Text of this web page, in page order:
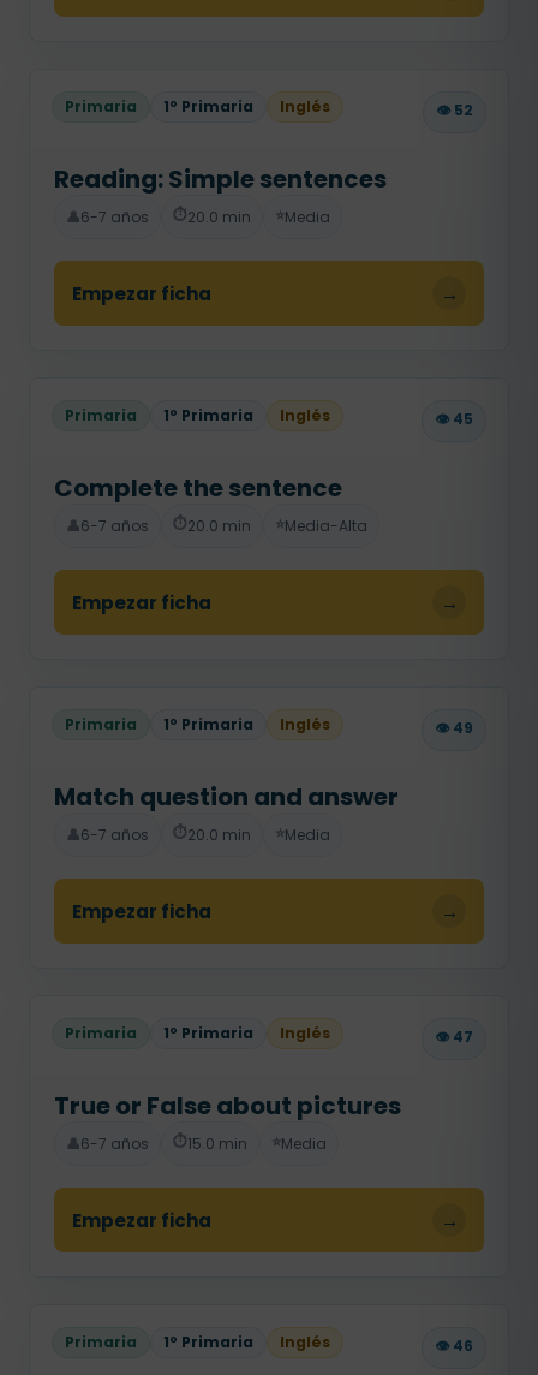
Primaria 1º Primaria Inglés 👁️ 52
Reading: Simple sentences
👤6-7 años ⏱️20.0 min ⭐Media
Empezar ficha →
Primaria 1º Primaria Inglés 👁️ 45
Complete the sentence
👤6-7 años ⏱️20.0 min ⭐Media-Alta
Empezar ficha →
Primaria 1º Primaria Inglés 👁️ 49
Match question and answer
👤6-7 años ⏱️20.0 min ⭐Media
Empezar ficha →
Primaria 1º Primaria Inglés 👁️ 47
True or False about pictures
👤6-7 años ⏱️15.0 min ⭐Media
Empezar ficha →
Primaria 1º Primaria Inglés 👁️ 46